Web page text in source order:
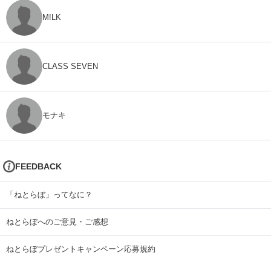
M!LK
CLASS SEVEN
モナキ
FEEDBACK
「ねとらぼ」ってなに？
ねとらぼへのご意見・ご感想
ねとらぼプレゼントキャンペーン応募規約